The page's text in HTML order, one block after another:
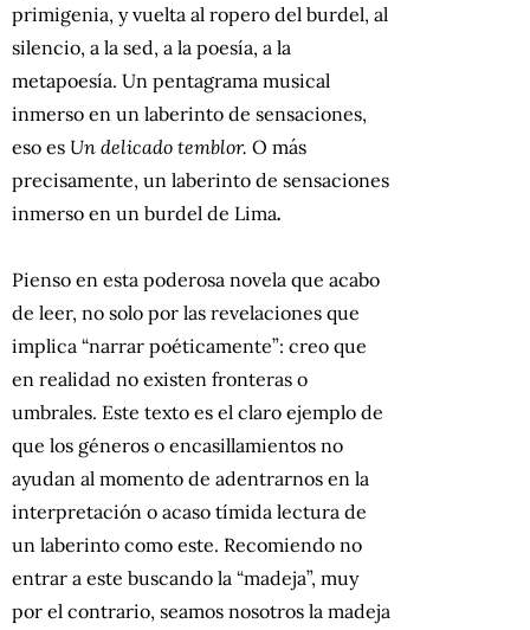
primigenia, y vuelta al ropero del burdel, al
silencio, a la sed, a la poesía, a la
metapoesía. Un pentagrama musical
inmerso en un laberinto de sensaciones,
eso es Un delicado temblor. O más
precisamente, un laberinto de sensaciones
inmerso en un burdel de Lima.
Pienso en esta poderosa novela que acabo
de leer, no solo por las revelaciones que
implica “narrar poéticamente”: creo que
en realidad no existen fronteras o
umbrales. Este texto es el claro ejemplo de
que los géneros o encasillamientos no
ayudan al momento de adentrarnos en la
interpretación o acaso tímida lectura de
un laberinto como este. Recomiendo no
entrar a este buscando la “madeja”, muy
por el contrario, seamos nosotros la madeja